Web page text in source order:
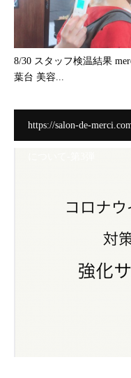
8/30 スタッフ検温結果
葉台 美容...
https://salon-de-